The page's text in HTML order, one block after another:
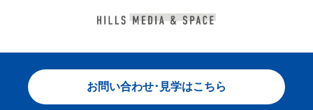
お問い合わせ･見学はこちら